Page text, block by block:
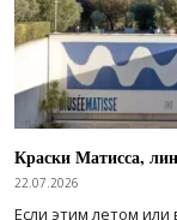
Краски Матисса,
22.07.2026
Если этим летом